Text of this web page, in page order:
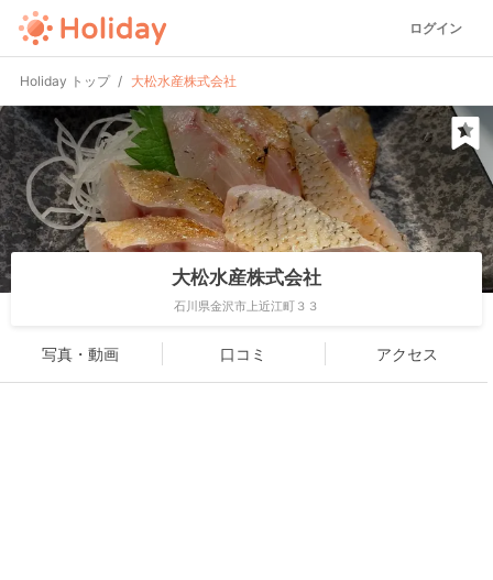
ログイン
Holiday トップ 大松水産株式会社
大松水産株式会社
石川県金沢市上近江町３３
写真・動画 口コミ アクセス